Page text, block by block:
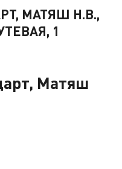
МАТЯШ Н.В.,
1
Матяш